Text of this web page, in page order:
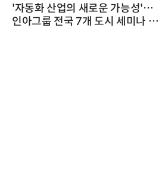
'자동화 산업의 새로운 가능성'…
인아그룹 전국 7개 도시 세미나 페